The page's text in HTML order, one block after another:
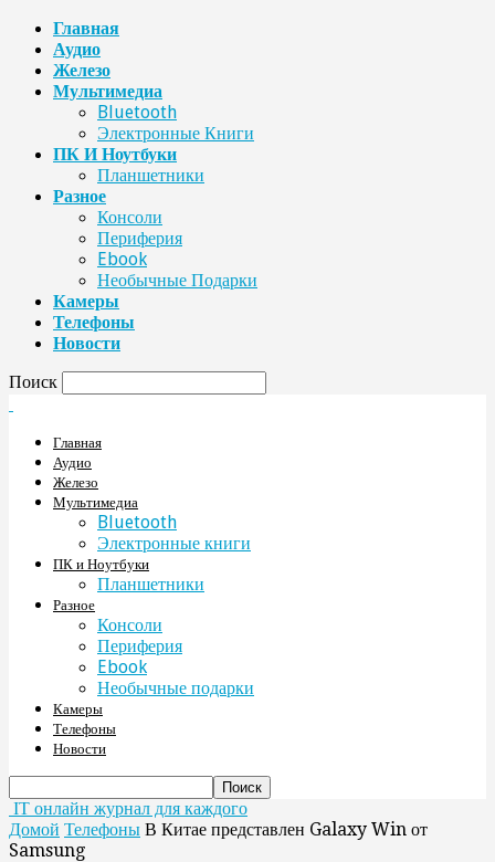
Главная
Аудио
Железо
Мультимедиа
Bluetooth
Электронные Книги
ПК И Ноутбуки
Планшетники
Разное
Консоли
Периферия
Ebook
Необычные Подарки
Камеры
Телефоны
Новости
Поиск
Главная
Аудио
Железо
Мультимедиа
Bluetooth
Электронные книги
ПК и Ноутбуки
Планшетники
Разное
Консоли
Периферия
Ebook
Необычные подарки
Камеры
Телефоны
Новости
IT онлайн журнал для каждого
Домой Телефоны В Китае представлен Galaxy Win от
Samsung